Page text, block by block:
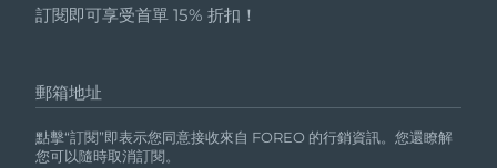
訂閱即可享受首單 15% 折扣！
郵箱地址
點擊“訂閱”即表示您同意接收來自 FOREO 的行銷資訊。您還瞭解
您可以隨時取消訂閱。